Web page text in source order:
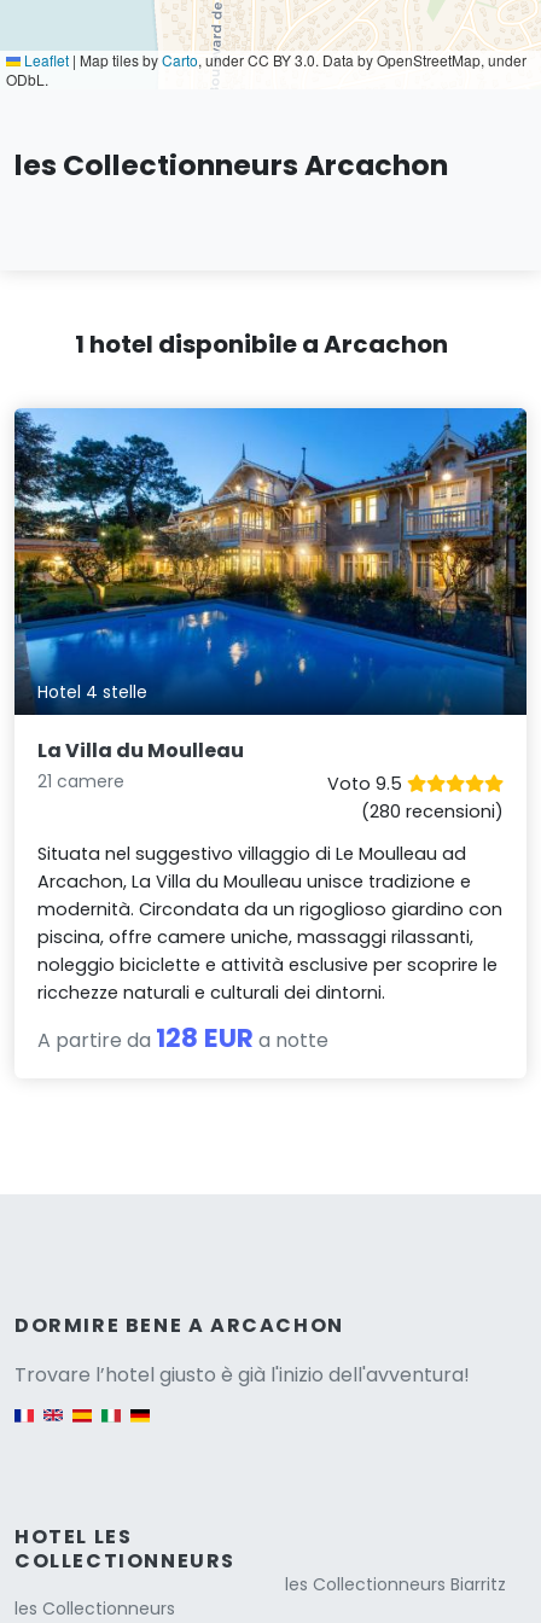
Leaflet | Map tiles byCarto, under CC BY 3.0. Data by OpenStreetMap, under
ODbL.
les Collectionneurs Arcachon
1 hotel disponibile a Arcachon
Hotel 4 stelle
La Villa du Moulleau
21 camere
Voto 9.5
(280 recensioni)
Situata nel suggestivo villaggio di Le Moulleau ad
Arcachon, La Villa du Moulleau unisce tradizione e
modernità. Circondata da un rigoglioso giardino con
piscina, offre camere uniche, massaggi rilassanti,
noleggio biciclette e attività esclusive per scoprire le
ricchezze naturali e culturali dei dintorni.
A partire da 128 EUR a notte
DORMIRE BENE A ARCACHON
Trovare l’hotel giusto è già l'inizio dell'avventura!
HOTEL LES
COLLECTIONNEURS
les Collectionneurs
les Collectionneurs Biarritz